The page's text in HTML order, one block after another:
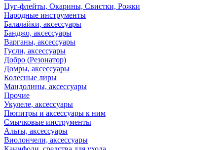
Цуг-флейты, Окарины, Свистки, Рожки
Народные инструменты
Балалайки, аксессуары
Банджо, аксессуары
Варганы, аксессуары
Гусли, аксессуары
Добро (Резонатор)
Домры, аксессуары
Колесные лиры
Мандолины, аксессуары
Прочие
Укулеле, аксессуары
Пюпитры и аксессуары к ним
Смычковые инструменты
Альты, аксессуары
Виолончели, аксессуары